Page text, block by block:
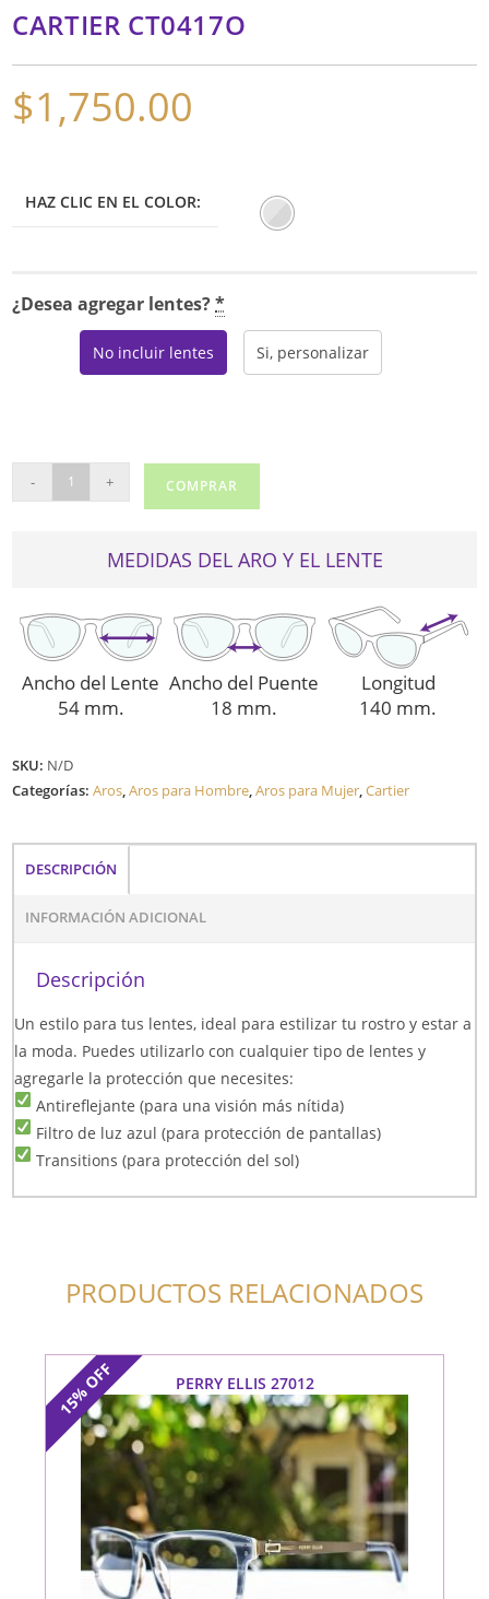
CARTIER CT0417O
$1,750.00
HAZ CLIC EN EL COLOR:
¿Desea agregar lentes?*
No incluir lentes Si, personalizar
CARTIER
CT0417O
- + COMPRAR
MEDIDAS DEL ARO Y EL LENTE
Ancho del Lente
54 mm.
Ancho del Puente
18 mm.
Longitud
140 mm.
SKU: N/D
Categorías:Aros,Aros para Hombre,Aros para Mujer,Cartier
DESCRIPCIÓN
INFORMACIÓN ADICIONAL
Descripción
Un estilo para tus lentes, ideal para estilizar tu rostro y estar a
la moda. Puedes utilizarlo con cualquier tipo de lentes y
agregarle la protección que necesites:
Antireflejante (para una visión más nítida)
Filtro de luz azul (para protección de pantallas)
Transitions (para protección del sol)
PRODUCTOS RELACIONADOS
15%
OFF PERRY ELLIS 27012